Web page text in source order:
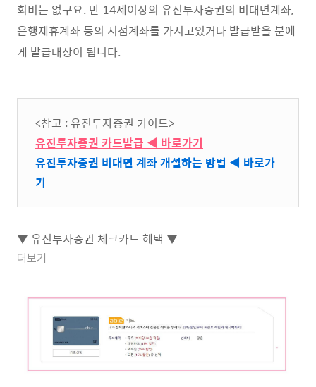
회비는 없구요. 만 14세이상의 유진투자증권의 비대면계좌,
은행제휴계좌 등의 지점계좌를 가지고있거나 발급받을 분에
게 발급대상이 됩니다.
<참고 : 유진투자증권 가이드>
유진투자증권 카드발급 ◀ 바로가기
유진투자증권 비대면 계좌 개설하는 방법 ◀ 바로가
기
▼ 유진투자증권 체크카드 혜택 ▼
더보기